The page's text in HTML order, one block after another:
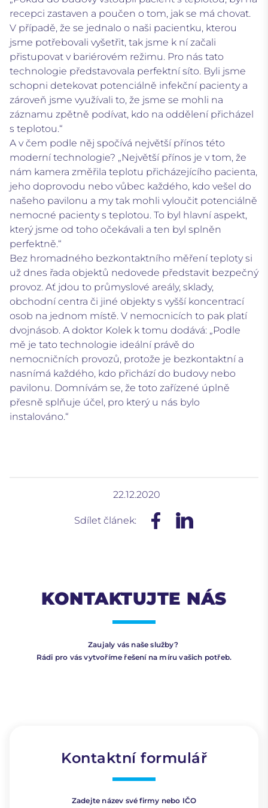
recepci zastaven a poučen o tom, jak se má chovat.
V případě, že se jednalo o naši pacientku, kterou
jsme potřebovali vyšetřit, tak jsme k ní začali
přistupovat v bariérovém režimu. Pro nás tato
technologie představovala perfektní síto. Byli jsme
schopni detekovat potenciálně infekční pacienty a
zároveň jsme využívali to, že jsme se mohli na
záznamu zpětně podívat, kdo na oddělení přicházel
s teplotou.“
A v čem podle něj spočívá největší přínos této
moderní technologie? „Největší přínos je v tom, že
nám kamera změřila teplotu přicházejícího pacienta,
jeho doprovodu nebo vůbec každého, kdo vešel do
našeho pavilonu a my tak mohli vyloučit potenciálně
nemocné pacienty s teplotou. To byl hlavní aspekt,
který jsme od toho očekávali a ten byl splněn
perfektně.“
Bez hromadného bezkontaktního měření teploty si
už dnes řada objektů nedovede představit bezpečný
provoz. Ať jdou to průmyslové areály, sklady,
obchodní centra či jiné objekty s vyšší koncentrací
osob na jednom místě. V nemocnicích to pak platí
dvojnásob. A doktor Kolek k tomu dodává: „Podle
mě je tato technologie ideální právě do
nemocničních provozů, protože je bezkontaktní a
nasnímá každého, kdo přichází do budovy nebo
pavilonu. Domnívám se, že toto zařízené úplně
přesně splňuje účel, pro který u nás bylo
instalováno.“
22.12.2020
Sdílet článek:
KONTAKTUJTE NÁS
Zaujaly vás naše služby?
Rádi pro vás vytvoříme řešení na míru vašich potřeb.
Kontaktní formulář
Zadejte název své firmy nebo IČO